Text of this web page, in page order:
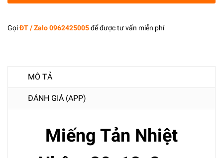
GọiĐT / Zalo 0962425005để được tư vấn miễn phí
MÔ TẢ
ĐÁNH GIÁ (APP)
Miếng Tản Nhiệt